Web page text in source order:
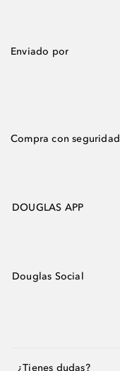
Enviado por
Compra con seguridad
DOUGLAS APP
Douglas Social
¿Tienes dudas?